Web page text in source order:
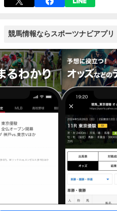
競馬情報ならスポーツナビアプリ